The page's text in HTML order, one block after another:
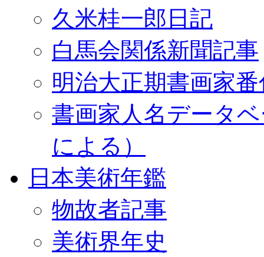
久米桂一郎日記
白馬会関係新聞記事
明治大正期書画家
書画家人名データ
による）
日本美術年鑑
物故者記事
美術界年史